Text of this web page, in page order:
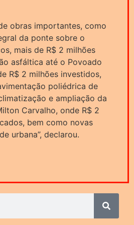
obras importantes, como
da ponte sobre o
mais de R$ 2 milhões
asfáltica até o Povoado
R$ 2 milhões investidos,
poliédrica de
e ampliação da
Carvalho, onde R$ 2
bem como novas
urbana”, declarou.